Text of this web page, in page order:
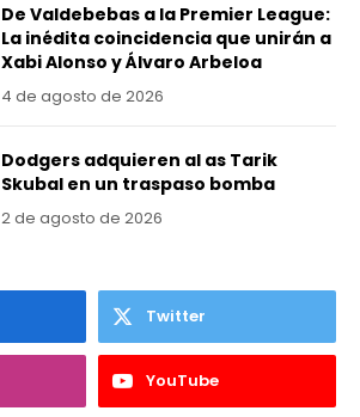
De Valdebebas a la Premier League:
La inédita coincidencia que unirán a
Xabi Alonso y Álvaro Arbeloa
4 de agosto de 2026
Dodgers adquieren al as Tarik
Skubal en un traspaso bomba
2 de agosto de 2026
Twitter
YouTube